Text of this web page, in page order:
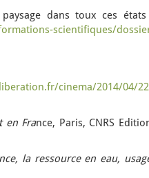
dans toux ces états
scientifiques/
cinema/2014/04/
en France, Paris, CNRS
la ressource en eau,